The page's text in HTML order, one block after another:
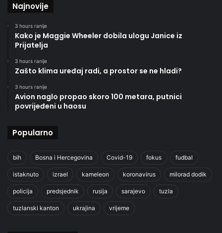
Najnovije
3 hours ranije
Kako je Maggie Wheeler dobila ulogu Janice iz
Prijatelja
3 hours ranije
Zašto klima uređaj radi, a prostor se ne hladi?
3 hours ranije
Avion naglo propao skoro 100 metara, putnici
povrijeđeni u haosu
Popularno
bih Bosna i Hercegovina Covid-19 fokus fudbal
istaknuto izrael kameleon koronavirus milorad dodik
policija predsjednik rusija sarajevo tuzla
tuzlanski kanton ukrajina vrijeme